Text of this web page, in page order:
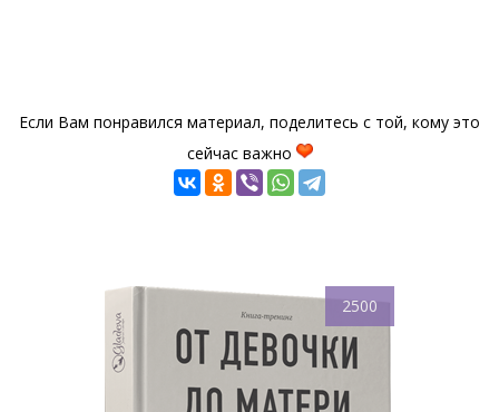
Если Вам понравился материал, поделитесь с той, кому это
сейчас важно
2500